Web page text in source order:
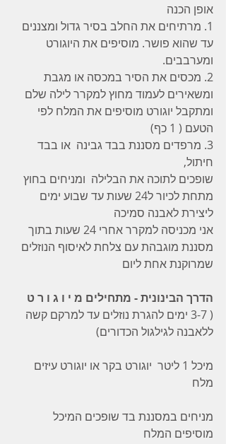
אופן הכנה
1. מרתיחים את החלב בסיר גדול ומצננים
עד שהוא פושר. מוסיפים את היוגורט
ומערבבים.
2. מכסים את הסיר במכסה או מגבת
ומשאירים לעמוד מחוץ למקרר לילה שלם
ומתקבל יוגורט מוסיפים את המלח לפי
הטעם ( 1 כף)
3. מרפדים מסננת בבד גבינה  או בבד
חיתול,
שופכים לתוכה את הבלילה  ומניחים בחוץ
מתחת לכיור ל24 שעות עד שבוע ימים
ליצירת לאבנה סמיכה
אני מכניסה למקרר אחרי 24 שעות בתוך
מסננת מוגבהת עם צלחת לאיסוף הנוזלים
שמרוקנת אחת ליום
הדרך הבינונית - מתחילים מ י ו ג ו ר ט
( 3-7 ימים להגרת נוזלים עד למרקם קשה
ללאבנה לגילגול הכדורים)
מיכל 1 ליטר  יוגורט בקר או יוגורט עיזים
מלח
מניחים במסננת בד שופכים המיכל
מוסיפים המלח